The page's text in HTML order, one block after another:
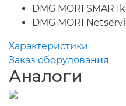
DMG MORI
DMG MORI
Характеристики
Заказ оборудования
Аналоги